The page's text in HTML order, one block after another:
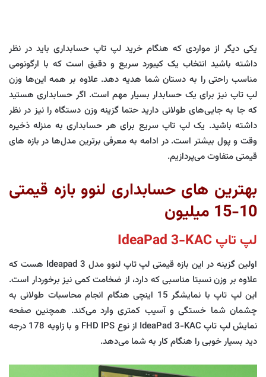
یکی دیگر از مواردی که هنگام خرید لپ تاپ حسابداری باید در نظر
داشته باشید انتخاب یک کیبورد سریع و دقیق است که با ارگونومی
مناسب راحتی را به دستان شما هدیه دهد. علاوه بر همه این‌ها وزن
لپ تاپ نیز برای یک حسابدار بسیار مهم است. اگر حسابداری هستید
که جا به جایی‌های طولانی دارید حتما گزینه وزن دستگاه را نیز در نظر
داشته باشید. یک لپ تاپ سریع برای هر حسابداری به منزله ذخیره
وقت و پول بیشتر است. در ادامه به معرفی برترین مدل‌ها در بازه های
قیمتی متفاوت می‌پردازیم.
بهترین های حسابداری لنوو بازه قیمتی
10-15 میلیون
لپ تاپ IdeaPad 3-KAC
اولین گزینه در این بازه قیمتی لپ تاپ لنوو مدل Ideapad 3 هست که
علاوه بر وزن نسبتا مناسبی که دارد، از ضخامت کمی نیز برخوردار است.
این لپ تاپ با نمایشگر 15 اینچی هنگام انجام محاسبات طولانی به
چشمان شما خستگی و آسیب کمتری وارد می‌کند. همچنین صفحه
نمایش لپ تاپ IdeaPad 3-KAC از نوع FHD IPS و با زاویه 178 درجه
دید بسیار خوبی را هنگام کار به شما می‌دهد.